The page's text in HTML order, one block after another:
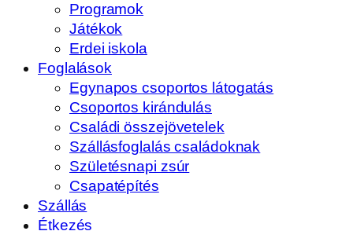
Programok
Játékok
Erdei iskola
Foglalások
Egynapos csoportos látogatás
Csoportos kirándulás
Családi összejövetelek
Szállásfoglalás családoknak
Születésnapi zsúr
Csapatépítés
Szállás
Étkezés